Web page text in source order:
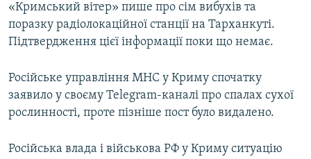
«Кримський вітер» пише про сім вибухів та
поразку радіолокаційної станції на Тарханкуті.
Підтвердження цієї інформації поки що немає.
Російське управління МНС у Криму спочатку
заявило у своєму Telegram-каналі про спалах сухої
рослинності, проте пізніше пост було видалено.
Російська влада і військова РФ у Криму ситуацію